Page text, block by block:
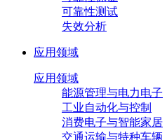
可靠性测试
失效分析
应用领域
应用领域
能源管理与电力电子
工业自动化与控制
消费电子与智能家居
交通运输与特种车辆